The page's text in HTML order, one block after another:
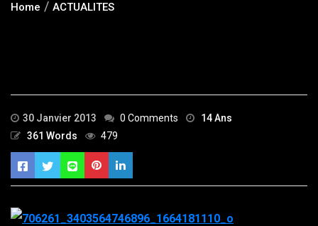
Home ACTUALITES
30 Janvier 2013 0 Comments
14 Ans
361 Words
479